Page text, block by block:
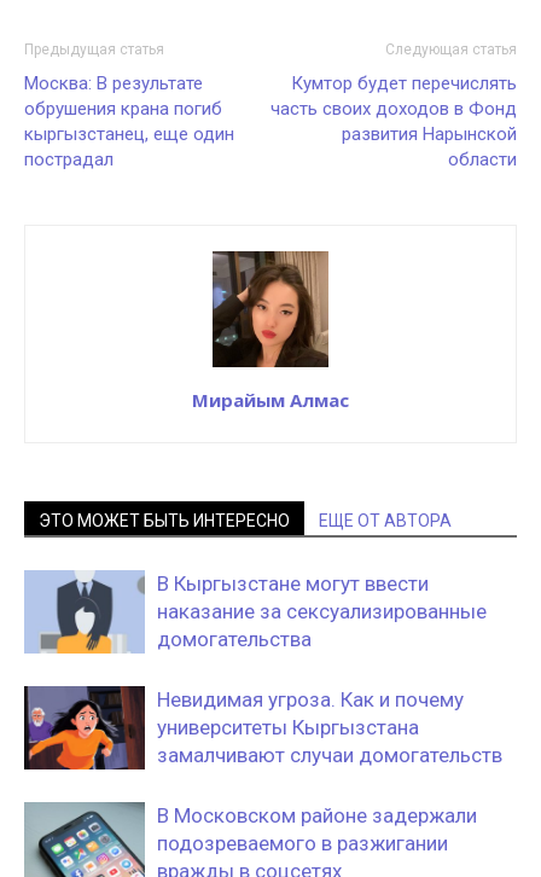
Предыдущая статья
Москва: В результате
обрушения крана погиб
кыргызстанец, еще один
пострадал
Следующая статья
Кумтор будет перечислять
часть своих доходов в Фонд
развития Нарынской
области
Мирайым Алмас
ЭТО МОЖЕТ БЫТЬ ИНТЕРЕСНО ЕЩЕ ОТ АВТОРА
В Кыргызстане могут ввести
наказание за сексуализированные
домогательства
Невидимая угроза. Как и почему
университеты Кыргызстана
замалчивают случаи домогательств
В Московском районе задержали
подозреваемого в разжигании
вражды в соцсетях